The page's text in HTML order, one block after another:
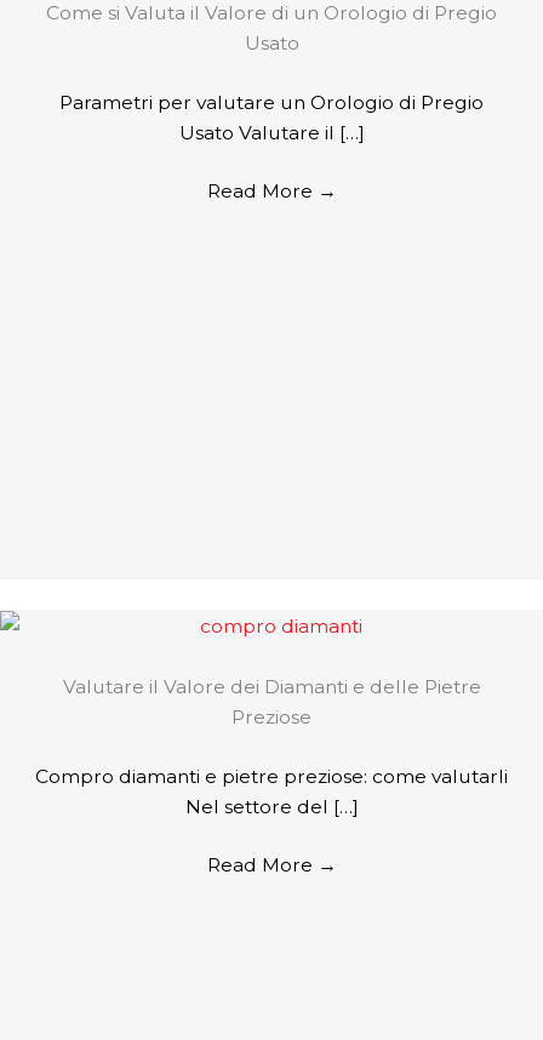
Come si Valuta il Valore di un Orologio di Pregio
Usato
Parametri per valutare un Orologio di Pregio
Usato Valutare il […]
Read More →
Valutare il Valore dei Diamanti e delle Pietre
Preziose
Compro diamanti e pietre preziose: come valutarli
Nel settore del […]
Read More →